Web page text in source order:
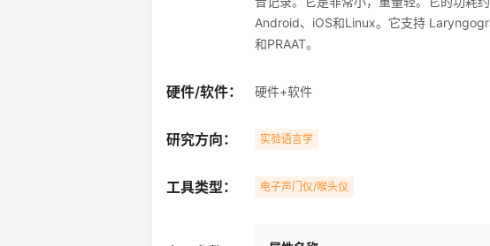
Android、iOS和Linux。它支持
和PRAAT。
硬件/软件： 硬件+软件
研究方向： 实验语言学
工具类型： 电子声门仪/喉头仪